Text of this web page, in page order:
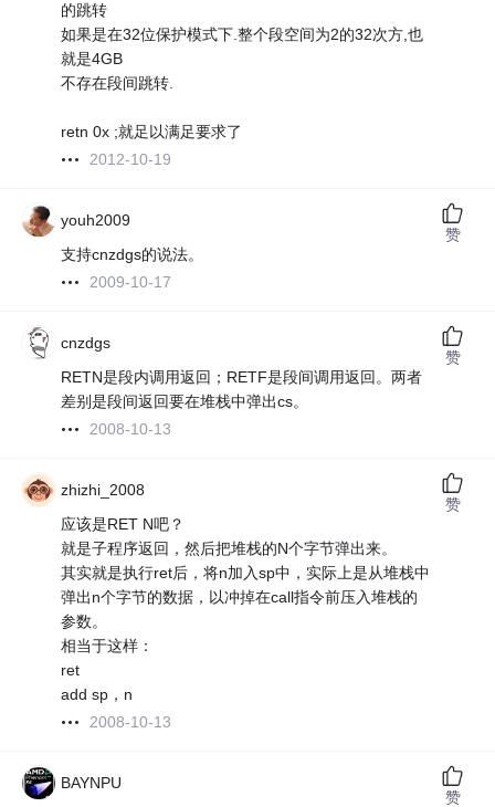
的跳转
如果是在32位保护模式下.整个段空间为2的32次方,也
就是4GB
不存在段间跳转.
retn 0x ;就足以满足要求了
2012-10-19
youh2009
支持cnzdgs的说法。
2009-10-17
赞
cnzdgs
RETN是段内调用返回；RETF是段间调用返回。两者
差别是段间返回要在堆栈中弹出cs。
2008-10-13
赞
zhizhi_2008
应该是RET N吧？
就是子程序返回，然后把堆栈的N个字节弹出来。
其实就是执行ret后，将n加入sp中，实际上是从堆栈中
弹出n个字节的数据，以冲掉在call指令前压入堆栈的
参数。
相当于这样：
ret
add sp，n
2008-10-13
赞
BAYNPU
赞